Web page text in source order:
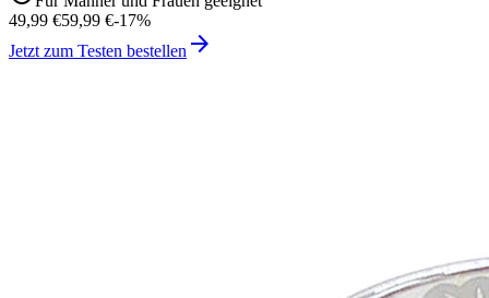
49,99 €59,99 €-17%
Jetzt zum Testen bestellen arrow_forward